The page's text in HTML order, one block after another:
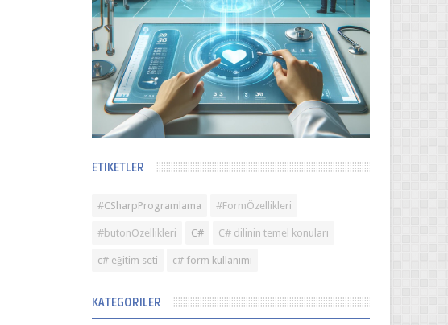
ETIKETLER
#CSharpProgramlama #FormÖzellikleri
#butonÖzellikleri C# C# dilinin temel konuları
c# eğitim seti c# form kullanımı
KATEGORILER